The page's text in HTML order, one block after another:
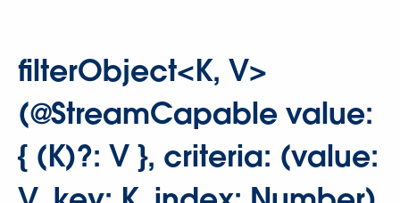
filterObject<K, V>
(@StreamCapable value:
{ (K)?: V }, criteria: (value: